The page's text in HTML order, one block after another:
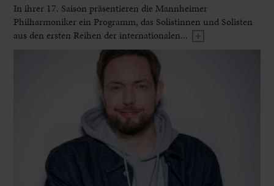
In ihrer 17. Saison präsentieren die Mannheimer
Philharmoniker ein Programm, das Solistinnen und Solisten
aus den ersten Reihen der internationalen...